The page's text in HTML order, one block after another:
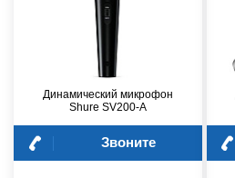
Динамический микрофон
Shure SV200-A
Звоните